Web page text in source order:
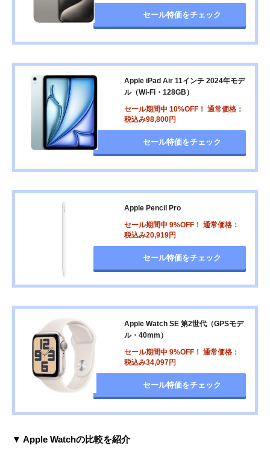
セール特価をチェック
Apple iPad Air 11インチ 2024年モデ
ル（Wi-Fi・128GB）
セール期間中 10%OFF！ 通常価格：
税込み98,800円
セール特価をチェック
Apple Pencil Pro
セール期間中 9%OFF！ 通常価格：
税込み20,919円
セール特価をチェック
Apple Watch SE 第2世代（GPSモデ
ル・40mm）
セール期間中 9%OFF！ 通常価格：
税込み34,097円
セール特価をチェック
▼ Apple Watchの比較を紹介